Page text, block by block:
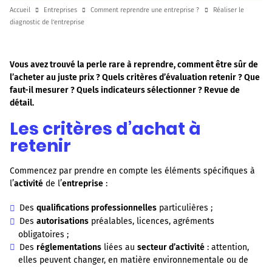
Accueil Entreprises Comment reprendre une entreprise ?
Réaliser le
diagnostic de l’entreprise
Vous avez trouvé la perle rare à reprendre, comment être sûr de
l’acheter au juste prix ? Quels critères d’évaluation retenir ? Que
faut-il mesurer ? Quels indicateurs sélectionner ? Revue de
détail.
Les critères d’achat à
retenir
Commencez par prendre en compte les éléments spécifiques à
l’activité de l’entreprise :
Desqualifications professionnelles particulières ;
Desautorisations préalables, licences, agréments
obligatoires ;
Des réglementations liées ausecteur d’activité : attention,
elles peuvent changer, en matière environnementale ou de